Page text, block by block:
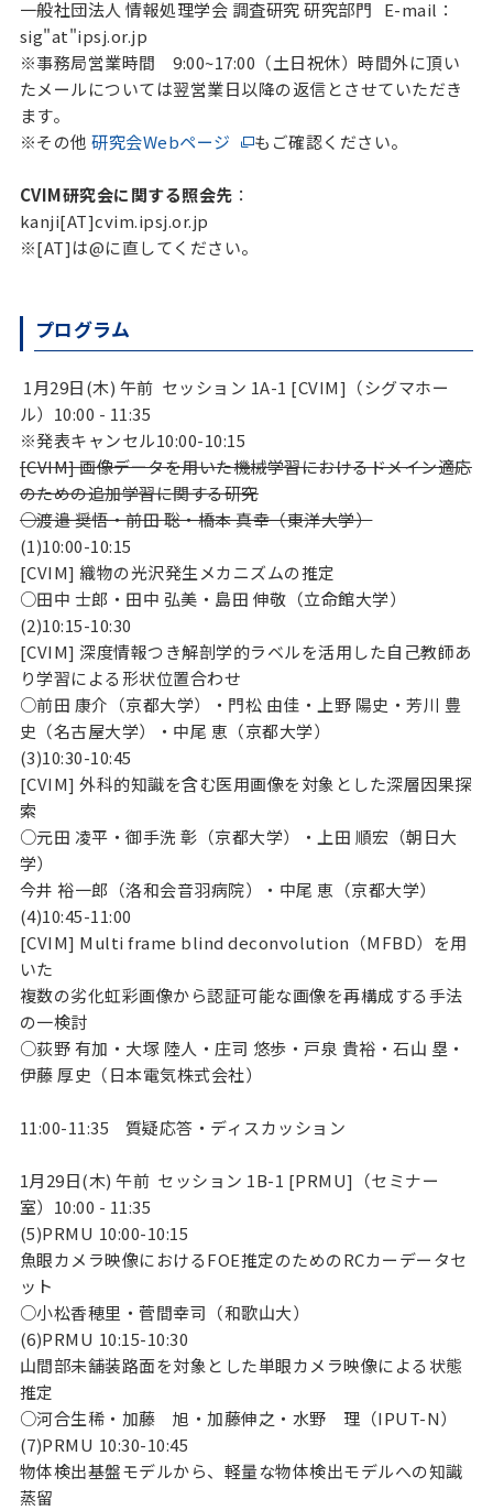
一般社団法人 情報処理学会 調査研究 研究部門 E-mail：
sig"at"ipsj.or.jp
※事務局営業時間 9:00~17:00（土日祝休）時間外に頂い
たメールについては翌営業日以降の返信とさせていただき
ます。
※その他研究会Webページ もご確認ください。
CVIM研究会に関する照会先 ：
kanji[AT]cvim.ipsj.or.jp
※[AT]は@に直してください。
プログラム
1月29日(木) 午前 セッション 1A-1 [CVIM]（シグマホー
ル）10:00 - 11:35
※発表キャンセル10:00-10:15
[CVIM] 画像データを用いた機械学習におけるドメイン適応
のための追加学習に関する研究
○渡邉 奨悟・前田 聡・橋本 真幸（東洋大学）
(1)10:00-10:15
[CVIM] 織物の光沢発生メカニズムの推定
○田中 士郎・田中 弘美・島田 伸敬（立命館大学）
(2)10:15-10:30
[CVIM] 深度情報つき解剖学的ラベルを活用した自己教師あ
り学習による形状位置合わせ
○前田 康介（京都大学）・門松 由佳・上野 陽史・芳川 豊
史（名古屋大学）・中尾 恵（京都大学）
(3)10:30-10:45
[CVIM] 外科的知識を含む医用画像を対象とした深層因果探
索
○元田 凌平・御手洗 彰（京都大学）・上田 順宏（朝日大
学）
今井 裕一郎（洛和会音羽病院）・中尾 恵（京都大学）
(4)10:45-11:00
[CVIM] Multi frame blind deconvolution（MFBD）を用
いた
複数の劣化虹彩画像から認証可能な画像を再構成する手法
の一検討
○荻野 有加・大塚 陸人・庄司 悠歩・戸泉 貴裕・石山 塁・
伊藤 厚史（日本電気株式会社）
11:00-11:35 質疑応答・ディスカッション
1月29日(木) 午前 セッション 1B-1 [PRMU]（セミナー
室）10:00 - 11:35
(5)PRMU 10:00-10:15
魚眼カメラ映像におけるFOE推定のためのRCカーデータセ
ット
○小松香穂里・菅間幸司（和歌山大）
(6)PRMU 10:15-10:30
山間部未舗装路面を対象とした単眼カメラ映像による状態
推定
○河合生稀・加藤 旭・加藤伸之・水野 理（IPUT-N）
(7)PRMU 10:30-10:45
物体検出基盤モデルから、軽量な物体検出モデルへの知識
蒸留